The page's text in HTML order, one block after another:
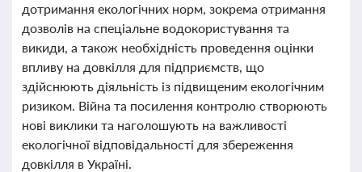
дотримання екологічних норм, зокрема отримання
дозволів на спеціальне водокористування та
викиди, а також необхідність проведення оцінки
впливу на довкілля для підприємств, що
здійснюють діяльність із підвищеним екологічним
ризиком. Війна та посилення контролю створюють
нові виклики та наголошують на важливості
екологічної відповідальності для збереження
довкілля в Україні.